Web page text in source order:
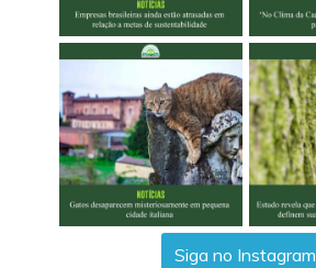
Siga no Instagram